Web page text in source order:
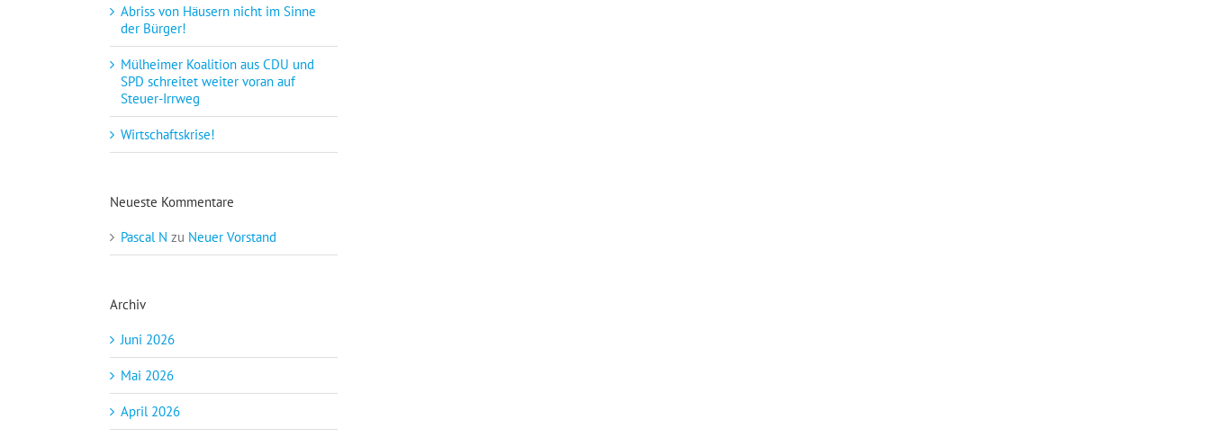
Abriss von Häusern nicht im Sinne
der Bürger!
Mülheimer Koalition aus CDU und
SPD schreitet weiter voran auf
Steuer-Irrweg
Wirtschaftskrise!
Neueste Kommentare
Pascal N zu Neuer Vorstand
Archiv
Juni 2026
Mai 2026
April 2026